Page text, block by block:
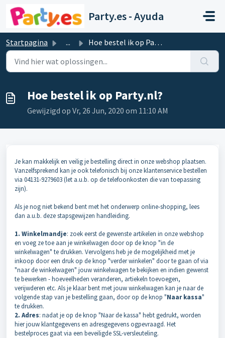
Doorgaan naar hoofdinhoud
Party.es - Ayuda
Startpagina ... Hoe bestel ik op Party.nl?
Hoe bestel ik op Party.nl?
Gewijzigd op Vr, 26 Jun, 2020 om 11:10 AM
Je kan makkelijk en veilig je bestelling direct in onze webshop plaatsen.
Vanzelfsprekend kan je ook telefonisch bij onze klantenservice bestellen
via 04131-9279603 (let a.u.b. op de telefoonkosten die van toepassing
zijn).
Als je nog niet bekend bent met het onderwerp online-shopping, lees
dan a.u.b. deze stapsgewijzen handleiding.
1. Winkelmandje: zoek eerst de gewenste artikelen in onze webshop
en voeg ze toe aan je winkelwagen door op de knop "in de
winkelwagen" te drukken. Vervolgens heb je de mogelijkheid met je
inkoop door een druk op de knop "verder winkelen" door te gaan of via
"naar de winkelwagen" jouw winkelwagen te bekijken en indien gewenst
te bewerken - hoeveelheden veranderen, artiekeln toevoegen,
verijwderen etc. Als je klaar bent met jouw winkelwagen kan je naar de
volgende stap van je bestelling gaan, door op de knop "Naar kassa"
te drukken.
2. Adres: nadat je op de knop "Naar de kassa" hebt gedrukt, worden
hier jouw klantgegevens en adresgegevens ogpevraagd. Het
bestelproces gaat via een beveiligde SSL-versleuteling.